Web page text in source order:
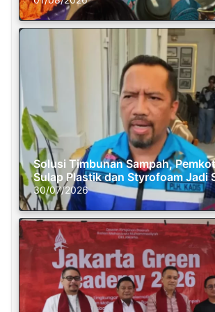
Solusi Timbunan Sampah,
Sulap Plastik dan Styrofoam Jadi
30/07/2026